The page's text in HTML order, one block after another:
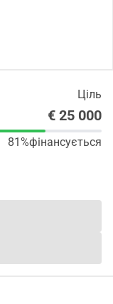
Ціль
€ 25 000
81%фінансується